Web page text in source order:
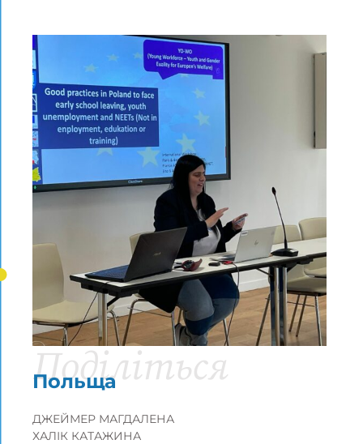
Громадяни, рівність, права та цінності
Європейський проект
Польща
Поділіться
ДЖЕЙМЕР МАГДАЛЕНА
ХАЛІК КАТАЖИНА